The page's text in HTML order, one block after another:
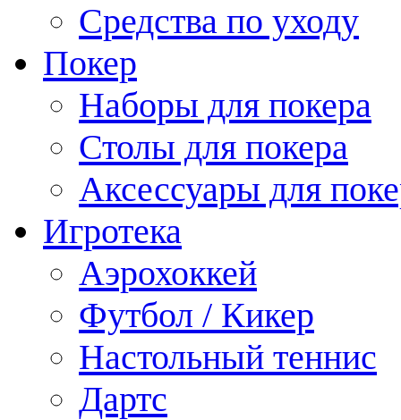
Средства по уходу
Покер
Наборы для покера
Столы для покера
Аксессуары для
Игротека
Аэрохоккей
Футбол / Кикер
Настольный теннис
Дартс